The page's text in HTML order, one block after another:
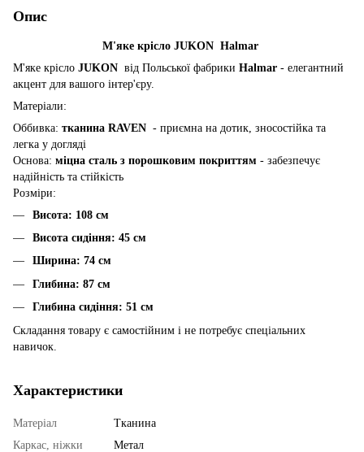
Опис
М'яке крісло JUKON Halmar
М'яке крісло JUKON від Польської фабрики Halmar - елегантний
акцент для вашого інтер'єру.
Матеріали:
Оббивка: тканина RAVEN - приємна на дотик, зносостійка та
легка у догляді
Основа: міцна сталь з порошковим покриттям - забезпечує
надійність та стійкість
Розміри:
Висота: 108 см
Висота сидіння: 45 см
Ширина: 74 см
Глибина: 87 см
Глибина сидіння: 51 см
Складання товару є самостійним і не потребує спеціальних
навичок.
Характеристики
Матеріал
Тканина
Каркас, ніжки
Метал